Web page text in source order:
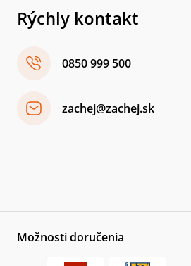
Rýchly kontakt
0850 999 500
zachej@zachej.sk
Možnosti doručenia